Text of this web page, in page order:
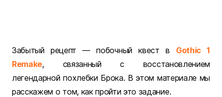
Забытый рецепт — побочный квест в Gothic 1
Remake, связанный с восстановлением
легендарной похлебки Брока. В этом материале мы
расскажем о том, как пройти это задание.